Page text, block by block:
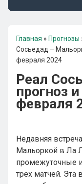
Главная » Прогнозы
Сосьедад –
февраля 2024
Реал
прогноз
февраля
Недавняя
Мальоркой в Ла
промежуточные
трех матчей. Эта